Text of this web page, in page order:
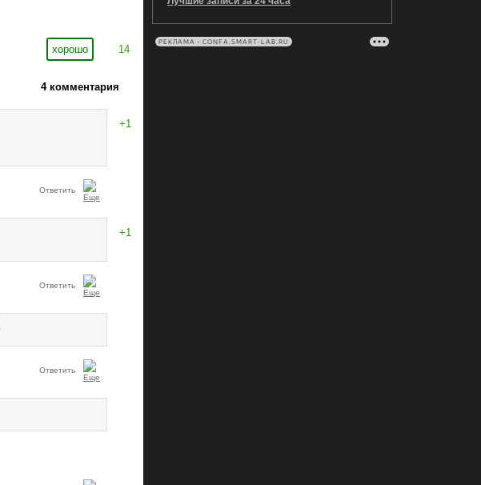
хорошо
14
4 комментария
+1
Ответить
+1
Ответить
Ответить
РЕКЛАМА • CONFA.SMART-LAB.RU